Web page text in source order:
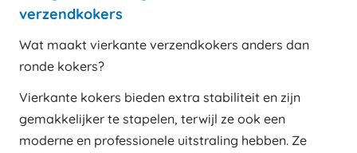
verzendkokers
Wat maakt vierkante verzendkokers anders dan
ronde kokers?
Vierkante kokers bieden extra stabiliteit en zijn
gemakkelijker te stapelen, terwijl ze ook een
moderne en professionele uitstraling hebben. Ze